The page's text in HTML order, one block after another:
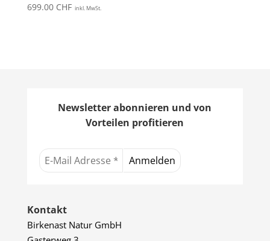
699.00 CHF inkl. MwSt.
Newsletter abonnieren und von
Vorteilen profitieren
Kontakt
Birkenast Natur GmbH